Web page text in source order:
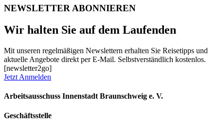
NEWSLETTER ABONNIEREN
Wir halten Sie auf dem Laufenden
Mit unseren regelmäßigen Newslettern erhalten Sie Reisetipps und
aktuelle Angebote direkt per E-Mail. Selbstverständlich kostenlos.
[newsletter2go]
Jetzt Anmelden
Arbeitsausschuss Innenstadt Braunschweig e. V.
Geschäftsstelle